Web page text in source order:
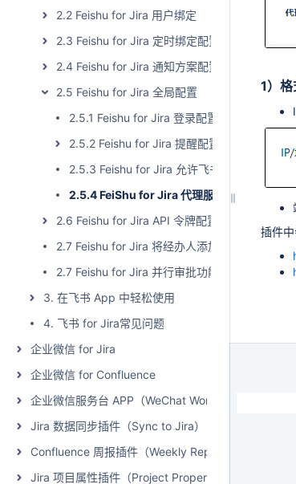
2.2 Feishu for Jira 用户绑定
2.3 Feishu for Jira 定时绑定配置
2.4 Feishu for Jira 通知方案配置
2.5 Feishu for Jira 全局配置
2.5.1 Feishu for Jira 登录配置
2.5.2 Feishu for Jira 提醒配置
2.5.3 Feishu for Jira 允许飞书其他域名
2.5.4 FeiShu for Jira 代理服务器
2.6 Feishu for Jira API 令牌配置
2.7 Feishu for Jira 将经办人添加到关注列表
2.7 Feishu for Jira 并行审批功能
3. 在飞书 App 中轻松使用
4. 飞书 for Jira常见问题
企业微信 for Jira
企业微信 for Confluence
企业微信服务台 APP（WeChat Work for Jira
Jira 数据同步插件（Sync to Jira）
Confluence 周报插件（Weekly Report）
Jira 项目属性插件（Project Properties Extension for
1）
插件